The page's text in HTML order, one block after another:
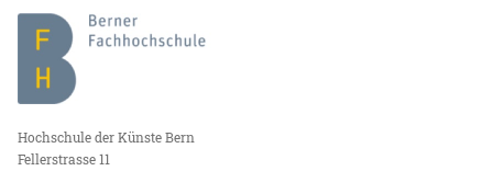
Hochschule der Künste Bern
Fellerstrasse 11